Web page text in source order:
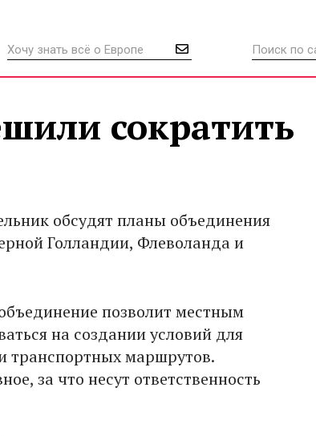
сократить
обсудят планы объединения
Голландии, Флеволанда и
позволит местным
на создании условий для
транспортных маршрутов.
за что несут ответственность